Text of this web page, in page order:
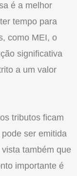
é a melhor
tempo para
como MEI, o
significativa
a um valor
tributos ficam
ser emitida
também que
importante é